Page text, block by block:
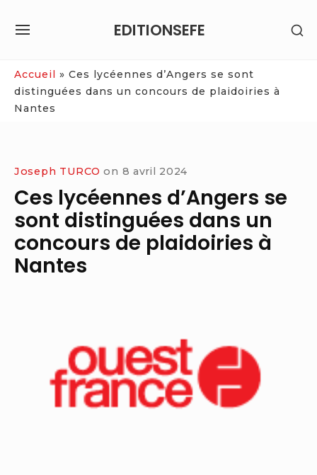
EDITIONSEFE
SITE
Accueil » Ces lycéennes d’Angers se sont
distinguées dans un concours de plaidoiries à
Nantes
Joseph TURCO on 8 avril 2024
Ces lycéennes d’Angers se
sont distinguées dans un
concours de plaidoiries à
Nantes